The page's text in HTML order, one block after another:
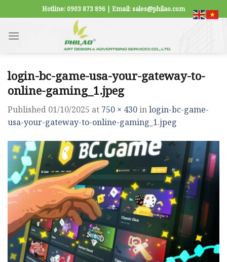
to
content
Hotline: 0903 873 896 | Email: sales@philao.com
login-bc-game-usa-your-gateway-to-
online-gaming_1.jpeg
Published 01/10/2025 at 750 × 430inlogin-bc-game-
usa-your-gateway-to-online-gaming_1.jpeg